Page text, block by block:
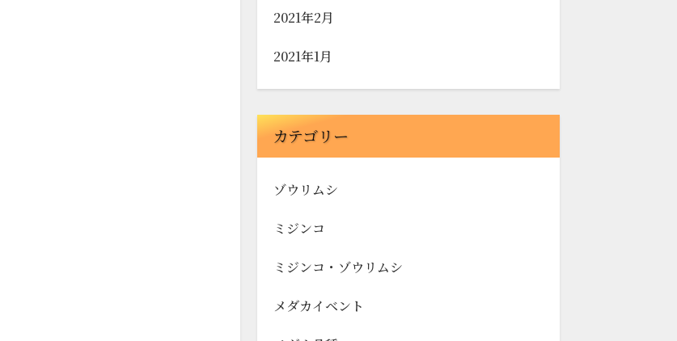
2021年2月
2021年1月
カテゴリー
ゾウリムシ
ミジンコ
ミジンコ・ゾウリムシ
メダカイベント